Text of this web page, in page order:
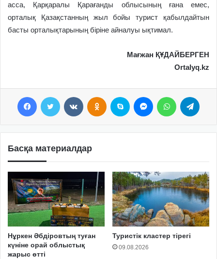
асса, Қарқаралы Қарағанды облысының ғана емес,
орталық Қазақстанның жыл бойы турист қабылдайтын
басты орталықтарының біріне айналуы ықтимал.
Мағжан ҚҰДАЙБЕРГЕН
Ortalyq.kz
Басқа материалдар
Нұркен Әбдіровтың туған
күніне орай облыстық
жарыс өтті
Туристік кластер тірегі
09.08.2026